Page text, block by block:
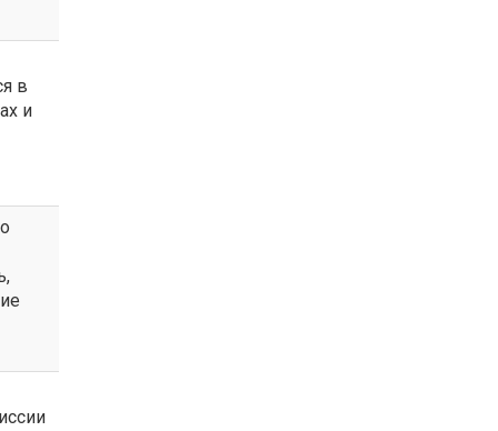
в
и